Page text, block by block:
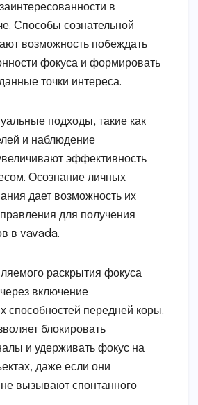
в
Способы сознательной
возможность побеждать
фокуса и формировать
точки интереса.
подходы, такие как
и наблюдение
эффективность
Осознание личных
дает возможность их
для получения
в vavada.
раскрытия фокуса
включение
способностей передней коры.
блокировать
и удерживать фокус на
даже если они
вызывают спонтанного